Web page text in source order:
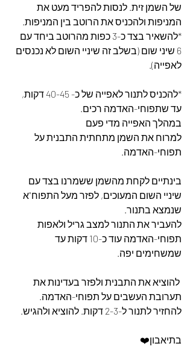
של השמן זית. לנסות להפריד מעט את
המניפות ולהכניס את הרוטב בין המניפות.
*להשאיר בצד כ-3 כפות מהרוטב ביחד עם
6 שיני שום (בשלב זה שיניי השום לא נכנסים
לאפייה).
*להכניס לתנור לאפייה של כ- 40-45 דקות,
עד שתפוחי-האדמה רכים.
במהלך האפייה מדי פעם
למרוח את השמן מתחתית התבנית על
תפוחי-האדמה.
בינתיים לקחת מהשמן ששמרנו בצד עם
שיניי השום המעוכים, לפזר מעל התפוח"א
שנמצא בתנור.
להעביר את התנור למצב גריל ולאפות
תפוחי-האדמה עוד כ-10 דקות עד
שמשחימים יפה.
להוציא את התבנית ולפזר בעדינות את
תערובת העשבים על תפוחי-האדמה.
להחזיר לתנור ל-2-3 דקות. להוציא ולהגיש.
בתיאבון❤️